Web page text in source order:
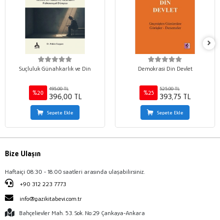
Suçluluk Günahkarlık ve Din
%20
495,00 TL
396,00 TL
Sepete Ekle
Demokrasi Din Devlet
%25
525,00 TL
393,75 TL
Sepete Ekle
Bize Ulaşın
Haftaiçi 08:30 - 18:00 saatleri arasında ulaşabilirsiniz.
+90 312 223 7773
info@gazikitabevi.com.tr
Bahçelievler Mah. 53. Sok. No:29 Çankaya-Ankara